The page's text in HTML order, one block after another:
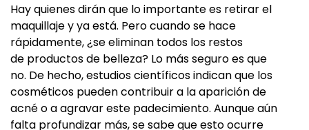
Hay quienes dirán que lo importante es retirar el
maquillaje y ya está. Pero cuando se hace
rápidamente, ¿se eliminan todos los restos
de productos de belleza? Lo más seguro es que
no. De hecho, estudios científicos indican que los
cosméticos pueden contribuir a la aparición de
acné o a agravar este padecimiento. Aunque aún
falta profundizar más, se sabe que esto ocurre